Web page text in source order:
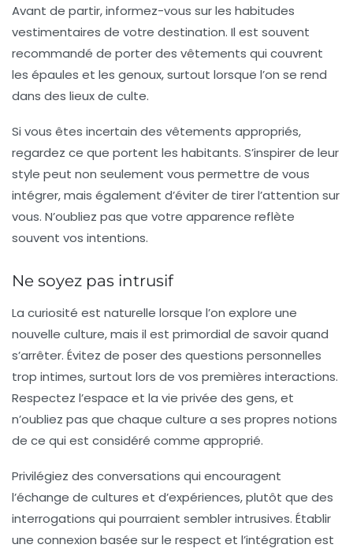
Avant de partir, informez-vous sur les habitudes
vestimentaires de votre destination. Il est souvent
recommandé de porter des vêtements qui couvrent
les épaules et les genoux, surtout lorsque l’on se rend
dans des lieux de culte.
Si vous êtes incertain des vêtements appropriés,
regardez ce que portent les habitants. S’inspirer de leur
style peut non seulement vous permettre de vous
intégrer, mais également d’éviter de tirer l’attention sur
vous. N’oubliez pas que votre apparence reflète
souvent vos intentions.
Ne soyez pas intrusif
La curiosité est naturelle lorsque l’on explore une
nouvelle culture, mais il est primordial de savoir quand
s’arrêter. Évitez de poser des questions personnelles
trop intimes, surtout lors de vos premières interactions.
Respectez l’espace et la vie privée des gens, et
n’oubliez pas que chaque culture a ses propres notions
de ce qui est considéré comme approprié.
Privilégiez des conversations qui encouragent
l’échange de cultures et d’expériences, plutôt que des
interrogations qui pourraient sembler intrusives. Établir
une connexion basée sur le respect et l’intégration est